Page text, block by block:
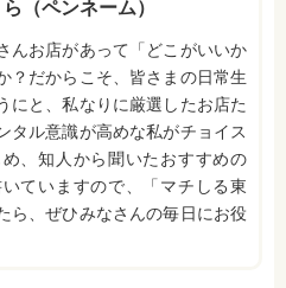
（ペンネーム）
んお店があって「どこがいいか
？だからこそ、皆さまの日常生
にと、私なりに厳選したお店た
タル意識が高めな私がチョイス
、知人から聞いたおすすめの
ていますので、「マチしる東
ら、ぜひみなさんの毎日にお役